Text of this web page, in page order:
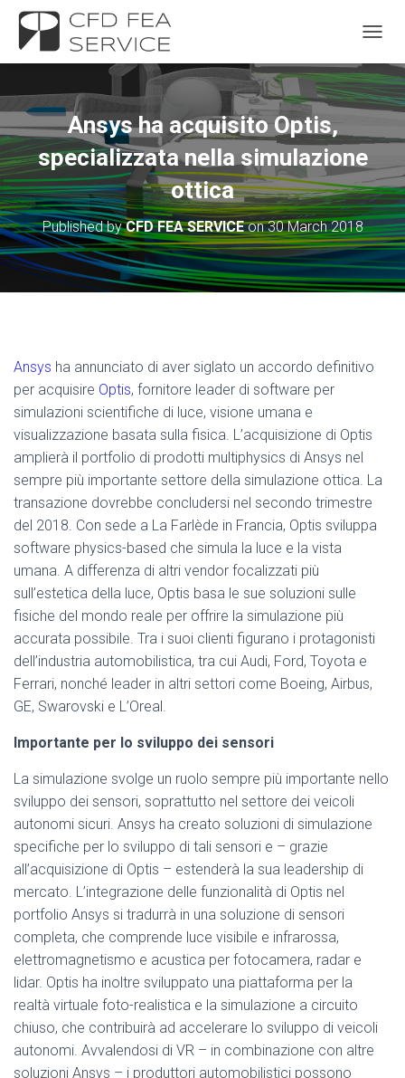
Ansys ha acquisito Optis,
specializzata nella simulazione
ottica
Published byCFD FEA SERVICEon30 March 2018
Ansys ha annunciato di aver siglato un accordo definitivo
per acquisire Optis, fornitore leader di software per
simulazioni scientifiche di luce, visione umana e
visualizzazione basata sulla fisica. L’acquisizione di Optis
amplierà il portfolio di prodotti multiphysics di Ansys nel
sempre più importante settore della simulazione ottica. La
transazione dovrebbe concludersi nel secondo trimestre
del 2018. Con sede a La Farlède in Francia, Optis sviluppa
software physics-based che simula la luce e la vista
umana. A differenza di altri vendor focalizzati più
sull’estetica della luce, Optis basa le sue soluzioni sulle
fisiche del mondo reale per offrire la simulazione più
accurata possibile. Tra i suoi clienti figurano i protagonisti
dell’industria automobilistica, tra cui Audi, Ford, Toyota e
Ferrari, nonché leader in altri settori come Boeing, Airbus,
GE, Swarovski e L’Oreal.
Importante per lo sviluppo dei sensori
La simulazione svolge un ruolo sempre più importante nello
sviluppo dei sensori, soprattutto nel settore dei veicoli
autonomi sicuri. Ansys ha creato soluzioni di simulazione
specifiche per lo sviluppo di tali sensori e – grazie
all’acquisizione di Optis – estenderà la sua leadership di
mercato. L’integrazione delle funzionalità di Optis nel
portfolio Ansys si tradurrà in una soluzione di sensori
completa, che comprende luce visibile e infrarossa,
elettromagnetismo e acustica per fotocamera, radar e
lidar. Optis ha inoltre sviluppato una piattaforma per la
realtà virtuale foto-realistica e la simulazione a circuito
chiuso, che contribuirà ad accelerare lo sviluppo di veicoli
autonomi. Avvalendosi di VR – in combinazione con altre
soluzioni Ansys – i produttori automobilistici possono